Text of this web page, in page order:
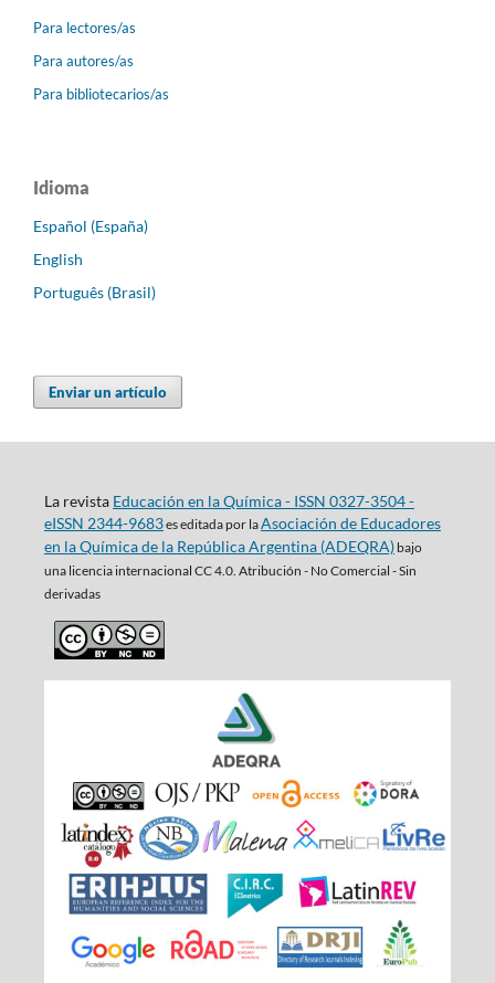
Para lectores/as
Para autores/as
Para bibliotecarios/as
Idioma
Español (España)
English
Português (Brasil)
Enviar un artículo
La revista Educación en la Química - ISSN 0327-3504 -
eISSN 2344-9683es editada por laAsociación de Educadores
en la Química de la República Argentina (ADEQRA)bajo
una licencia internacional CC 4.0. Atribución - No Comercial - Sin
derivadas